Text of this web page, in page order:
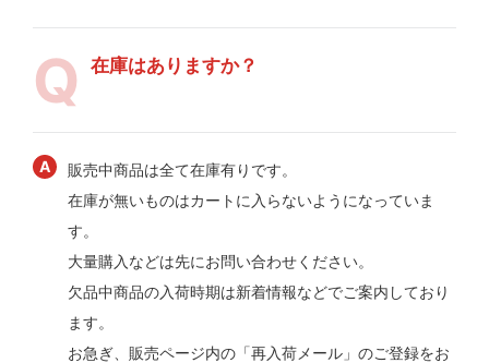
在庫はありますか？
販売中商品は全て在庫有りです。
在庫が無いものはカートに入らないようになっていま
す。
大量購入などは先にお問い合わせください。
欠品中商品の入荷時期は新着情報などでご案内しており
ます。
お急ぎ、販売ページ内の「再入荷メール」のご登録をお